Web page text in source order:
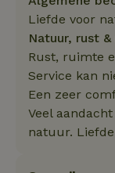
Liefde voor
Natuur, rust
Rust, ruimte
Service kan
Een zeer
Veel
natuur.